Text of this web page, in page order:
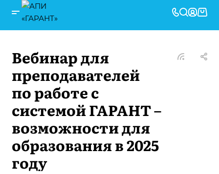
Вебинар для
преподавателей
по работе с
системой ГАРАНТ –
возможности для
образования в 2025
году